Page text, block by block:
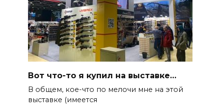
Вот что-то я купил на выставке…
В общем, кое-что по мелочи мне на этой
выставке (имеется